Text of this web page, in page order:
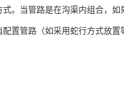
。当管路是在沟渠内组合，
置管路（如采用蛇行方式放